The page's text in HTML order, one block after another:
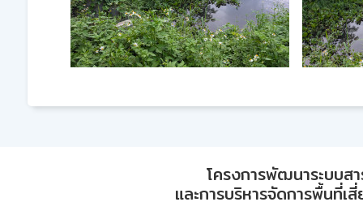
โครงการพัฒนาระบบส
และการบริหารจัดการพื้นที่เ